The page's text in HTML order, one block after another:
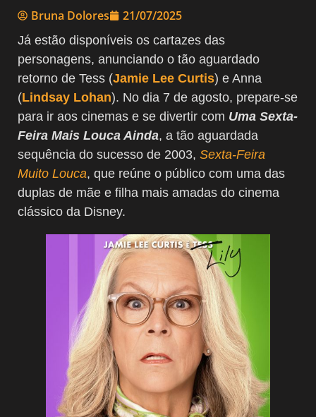
Bruna Dolores 21/07/2025
Já estão disponíveis os cartazes das
personagens, anunciando o tão aguardado
retorno de Tess (Jamie Lee Curtis) e Anna
(Lindsay Lohan). No dia 7 de agosto, prepare-se
para ir aos cinemas e se divertir com Uma Sexta-
Feira Mais Louca Ainda, a tão aguardada
sequência do sucesso de 2003, Sexta-Feira
Muito Louca, que reúne o público com uma das
duplas de mãe e filha mais amadas do cinema
clássico da Disney.